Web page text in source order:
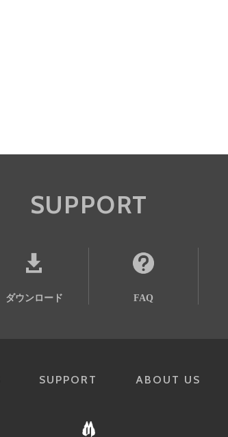
SUPPORT
ダウンロード FAQ
SUPPORT ABOUT US